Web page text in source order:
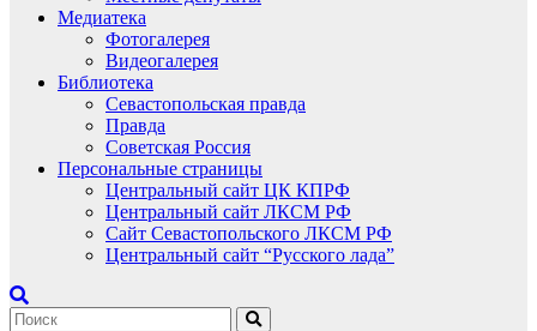
Медиатека
Фотогалерея
Видеогалерея
Библиотека
Севастопольская правда
Правда
Советская Россия
Персональные страницы
Центральный сайт ЦК КПРФ
Центральный сайт ЛКСМ РФ
Сайт Севастопольского ЛКСМ РФ
Центральный сайт “Русского лада”